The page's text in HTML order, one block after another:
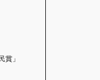
賞」